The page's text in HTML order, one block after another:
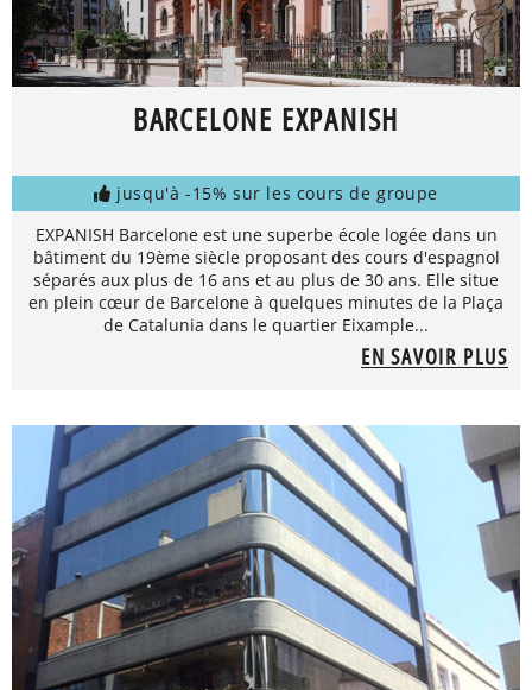
BARCELONE EXPANISH
jusqu'à -15% sur les cours de groupe
EXPANISH Barcelone est une superbe école logée dans un
bâtiment du 19ème siècle proposant des cours d'espagnol
séparés aux plus de 16 ans et au plus de 30 ans. Elle situe
en plein cœur de Barcelone à quelques minutes de la Plaça
de Catalunia dans le quartier Eixample...
EN SAVOIR PLUS